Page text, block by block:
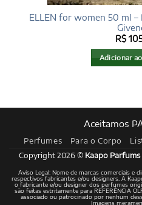
ELLEN for women 50 ml
R$
Adicionar
Aceitamos
Perfumes Para o Corpo
Copyright 2026 © Kaapo Parfums
Aviso Legal: Nome de marcas comerciais e
respectivos fabricantes e/ou designers. A
o fabricante e/ou designer dos perfumes
são feitas estritamente para REFERÊNCIA
associado ou patrocinado por nenhum
Imagens